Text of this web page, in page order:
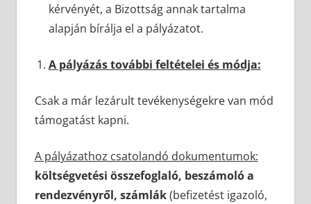
kérvényét, a Bizottság annak tartalma
alapján bírálja el a pályázatot.
A pályázás további feltételei és módja:
Csak a már lezárult tevékenységekre van mód
támogatást kapni.
A pályázathoz csatolandó dokumentumok:
költségvetési összefoglaló, beszámoló a
rendezvényről, számlák(befizetést igazoló,